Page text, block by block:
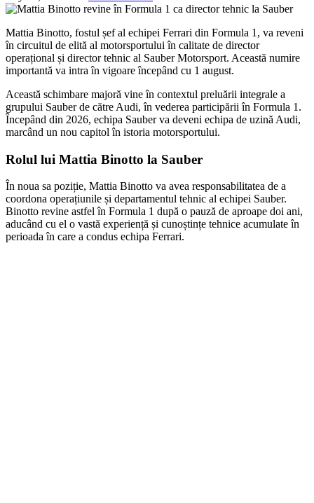
Mattia Binotto, fostul șef al echipei Ferrari din Formula 1, va reveni
în circuitul de elită al motorsportului în calitate de director
operațional și director tehnic al Sauber Motorsport. Această numire
importantă va intra în vigoare începând cu 1 august.
Această schimbare majoră vine în contextul preluării integrale a
grupului Sauber de către Audi, în vederea participării în Formula 1.
Începând din 2026, echipa Sauber va deveni echipa de uzină Audi,
marcând un nou capitol în istoria motorsportului.
Rolul lui Mattia Binotto la Sauber
În noua sa poziție, Mattia Binotto va avea responsabilitatea de a
coordona operațiunile și departamentul tehnic al echipei Sauber.
Binotto revine astfel în Formula 1 după o pauză de aproape doi ani,
aducând cu el o vastă experiență și cunoștințe tehnice acumulate în
perioada în care a condus echipa Ferrari.